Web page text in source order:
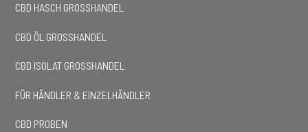
CBD HASCH GROSSHANDEL
CBD ÖL GROSSHANDEL
CBD ISOLAT GROSSHANDEL
FÜR HÄNDLER & EINZELHÄNDLER
CBD PROBEN